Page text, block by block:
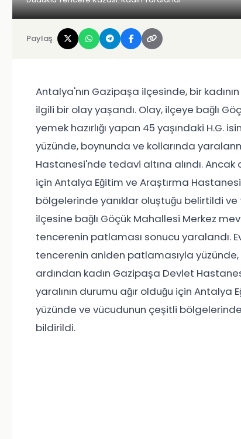
Paylaş
Antalya'nın Gazipaşa ilçesinde, bir
ilgili bir olay yaşandı. Olay, ilçeye bağlı
yemek hazırlığı yapan 45 yaşındaki
yüzünde, boynunda ve kollarında
Hastanesi'nde tedavi altına alındı.
için Antalya Eğitim ve Araştırma
bölgelerinde yanıklar oluştuğu belirtildi
ilçesine bağlı Göçük Mahallesi Merkez
tencerenin patlaması sonucu yaralandı.
tencerenin aniden patlamasıyla
ardından kadın Gazipaşa Devlet
yaralının durumu ağır olduğu için Antalya
yüzünde ve vücudunun çeşitli
bildirildi.